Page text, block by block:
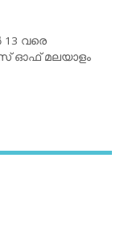
വരെ
ഓഫ് മലയാളം